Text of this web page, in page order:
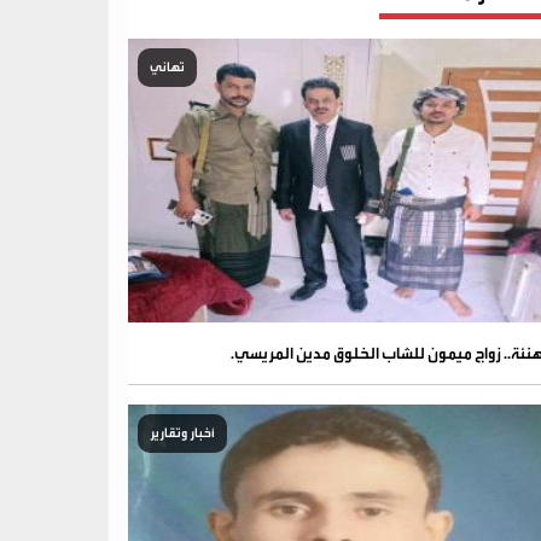
تهاني
زواج ميمون للشاب الخلوق مدين المريسي.
أخبار وتقارير